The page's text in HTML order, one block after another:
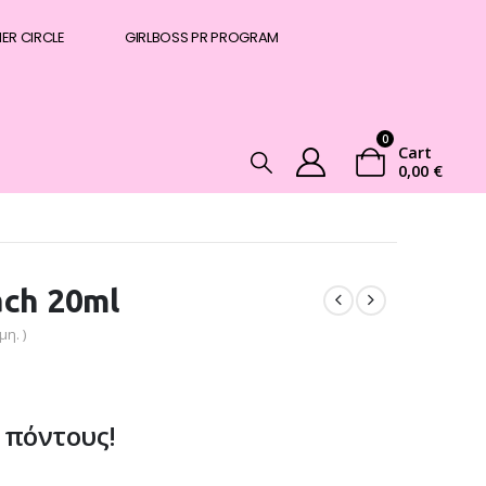
CIRCLE GIRLBOSS PR PROGRAM
0
Cart
0,00 €
20ml
)